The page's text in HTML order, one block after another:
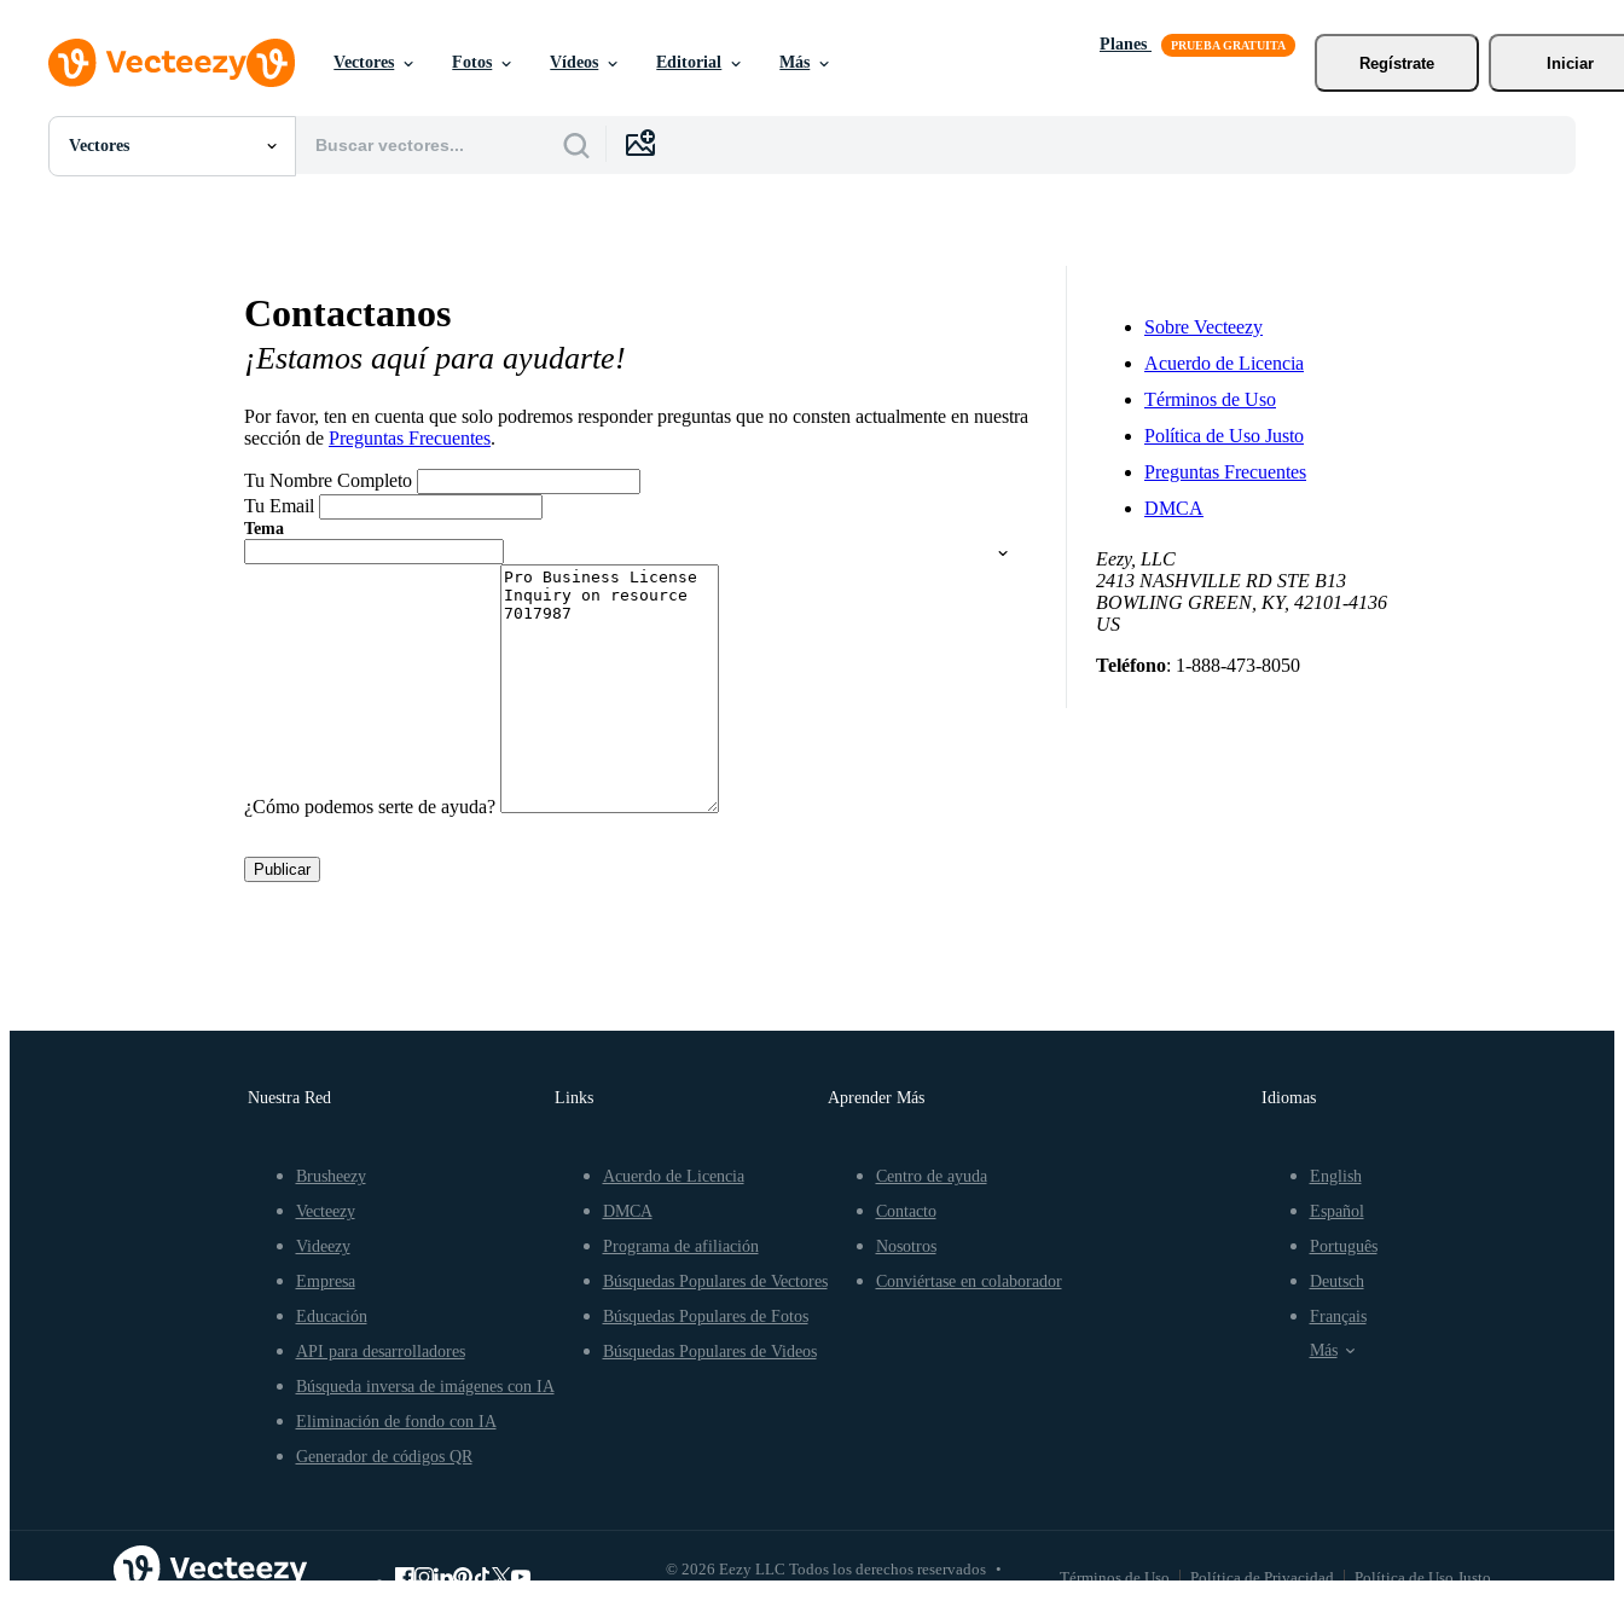
Vectores Fotos Vídeos Editorial Más
Planes
Regístrate
Iniciar
Vectores
Todas Imágenes
Gráficos en Movimiento
Contactanos
¡Estamos aquí para ayudarte!
Por favor, ten en cuenta que solo podremos responder preguntas que no consten actualmente en nuestra
sección de Preguntas Frecuentes.
Tu Nombre Completo
Tu Email
Tema
¿Cómo podemos serte de ayuda?
Publicar
Sobre Vecteezy
Acuerdo de Licencia
Términos de Uso
Política de Uso Justo
Preguntas Frecuentes
DMCA
Eezy, LLC
2413 NASHVILLE RD STE B13
BOWLING GREEN, KY, 42101-4136
US
Teléfono: 1-888-473-8050
Nuestra Red
Brusheezy
Vecteezy
Videezy
Empresa
Educación
API para desarrolladores
Búsqueda inversa de imágenes con IA
Eliminación de fondo con IA
Generador de códigos QR
Links
Acuerdo de Licencia
DMCA
Programa de afiliación
Búsquedas Populares de Vectores
Búsquedas Populares de Fotos
Búsquedas Populares de Videos
Aprender Más
Centro de ayuda
Contacto
Nosotros
Conviértase en colaborador
© 2026 Eezy LLC Todos los derechos reservados • Términos de Uso Política de Privacidad Política de Uso Justo
Idiomas
English
Español
Português
Deutsch
Français
Más